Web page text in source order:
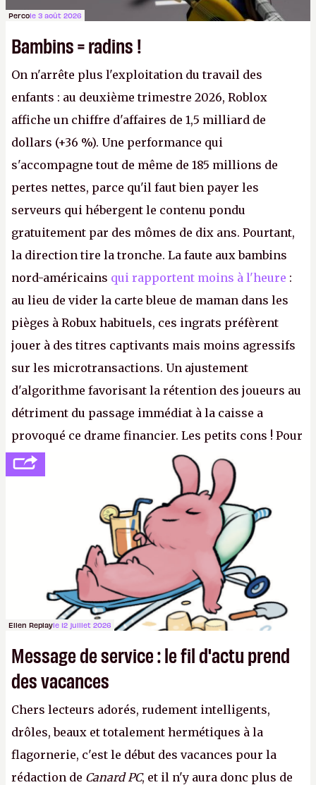
Percole 3 août 2026
Bambins = radins !
On n'arrête plus l'exploitation du travail des
enfants : au deuxième trimestre 2026, Roblox
affiche un chiffre d'affaires de 1,5 milliard de
dollars (+36 %). Une performance qui
s'accompagne tout de même de 185 millions de
pertes nettes, parce qu'il faut bien payer les
serveurs qui hébergent le contenu pondu
gratuitement par des mômes de dix ans. Pourtant,
la direction tire la tronche. La faute aux bambins
nord-américains qui rapportent moins à l'heure :
au lieu de vider la carte bleue de maman dans les
pièges à Robux habituels, ces ingrats préfèrent
jouer à des titres captivants mais moins agressifs
sur les microtransactions. Un ajustement
d'algorithme favorisant la rétention des joueurs au
détriment du passage immédiat à la caisse a
provoqué ce drame financier. Les petits cons ! Pour
se consoler, le PDG David Baszucki peut compter
sur le déblocage du jeu en Russie et l'explosion des
joueurs majeurs (+32 %). L'avenir appartient donc
aux adultes, qui ne sont jamais que des enfants
avec du pouvoir d'achat.P.
Ellen Replayle 12 juillet 2026
Message de service : le fil d'actu prend
des vacances
Chers lecteurs adorés, rudement intelligents,
drôles, beaux et totalement hermétiques à la
flagornerie, c'est le début des vacances pour la
rédaction de Canard PC, et il n'y aura donc plus de